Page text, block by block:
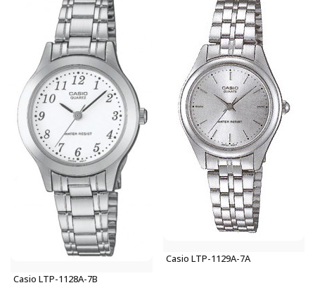
Casio LTP-1128A-7B
Casio LTP-1129A-7A